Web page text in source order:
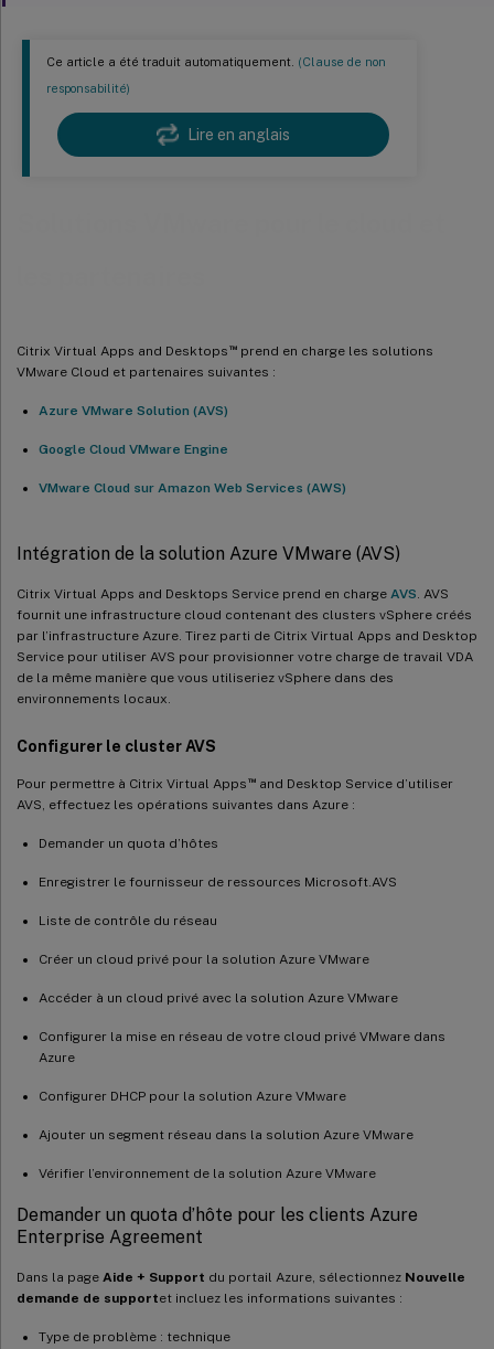
Ce article a été traduit automatiquement. (Clause de non
responsabilité)
Lire en anglais
Citrix Virtual Apps and Desktops ™prend en charge les solutions
VMware Cloud et partenaires suivantes :
Azure VMware Solution (AVS)
Google Cloud VMware Engine
VMware Cloud sur Amazon Web Services (AWS)
Intégration de la solution Azure VMware (AVS)
Citrix Virtual Apps and Desktops Service prend en charge AVS . AVS
fournit une infrastructure cloud contenant des clusters vSphere créés
par l’infrastructure Azure. Tirez parti de Citrix Virtual Apps and Desktop
Service pour utiliser AVS pour provisionner votre charge de travail VDA
de la même manière que vous utiliseriez vSphere dans des
environnements locaux.
Configurer le cluster AVS
Pour permettre à Citrix Virtual Apps ™and Desktop Service d’utiliser
AVS, effectuez les opérations suivantes dans Azure :
Demander un quota d’hôtes
Enregistrer le fournisseur de ressources Microsoft.AVS
Liste de contrôle du réseau
Créer un cloud privé pour la solution Azure VMware
Accéder à un cloud privé avec la solution Azure VMware
Configurer la mise en réseau de votre cloud privé VMware dans
Azure
Configurer DHCP pour la solution Azure VMware
Ajouter un segment réseau dans la solution Azure VMware
Vérifier l’environnement de la solution Azure VMware
Demander un quota d’hôte pour les clients Azure
Enterprise Agreement
Dans la page Aide + Support du portail Azure, sélectionnez Nouvelle
demande de supportet incluez les informations suivantes :
Type de problème : technique